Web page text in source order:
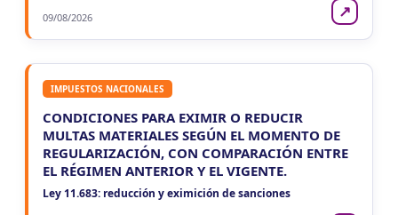
09/08/2026 ↗
IMPUESTOS NACIONALES
CONDICIONES PARA EXIMIR O REDUCIR
MULTAS MATERIALES SEGÚN EL MOMENTO DE
REGULARIZACIÓN, CON COMPARACIÓN ENTRE
EL RÉGIMEN ANTERIOR Y EL VIGENTE.
Ley 11.683: reducción y eximición de sanciones